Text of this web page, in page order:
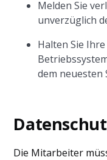
Melden Sie
unverzüglich
Halten Sie
dem neuesten
Die Mitarbeiter